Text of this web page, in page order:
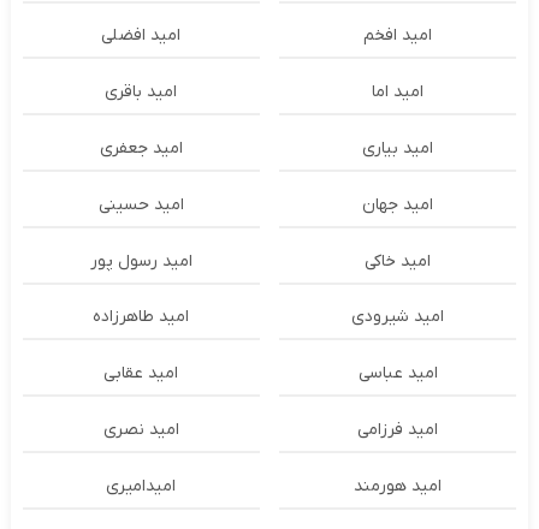
امید افخم امید افضلی
امید اما امید باقری
امید بیاری امید جعفری
امید جهان امید حسینی
امید خاکی امید رسول پور
امید شیرودی امید طاهرزاده
امید عباسی امید عقابی
امید فرزامی امید نصری
امید هورمند امیدامیری